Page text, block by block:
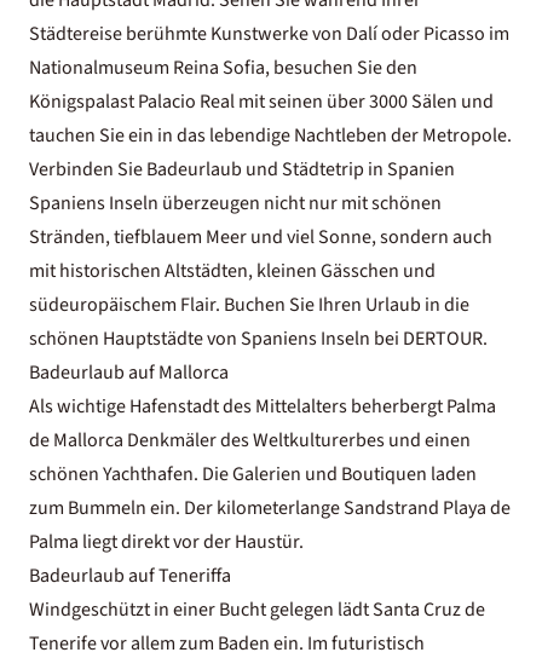
Städtereise berühmte Kunstwerke von Dalí oder Picasso im
Nationalmuseum Reina Sofia, besuchen Sie den
Königspalast Palacio Real mit seinen über 3000 Sälen und
tauchen Sie ein in das lebendige Nachtleben der Metropole.
Verbinden Sie Badeurlaub und Städtetrip in Spanien
Spaniens Inseln überzeugen nicht nur mit schönen
Stränden, tiefblauem Meer und viel Sonne, sondern auch
mit historischen Altstädten, kleinen Gässchen und
südeuropäischem Flair. Buchen Sie Ihren Urlaub in die
schönen Hauptstädte von Spaniens Inseln bei DERTOUR.
Badeurlaub auf Mallorca
Als wichtige Hafenstadt des Mittelalters beherbergt Palma
de Mallorca Denkmäler des Weltkulturerbes und einen
schönen Yachthafen. Die Galerien und Boutiquen laden
zum Bummeln ein. Der kilometerlange Sandstrand Playa de
Palma liegt direkt vor der Haustür.
Badeurlaub auf Teneriffa
Windgeschützt in einer Bucht gelegen lädt Santa Cruz de
Tenerife vor allem zum Baden ein. Im futuristisch